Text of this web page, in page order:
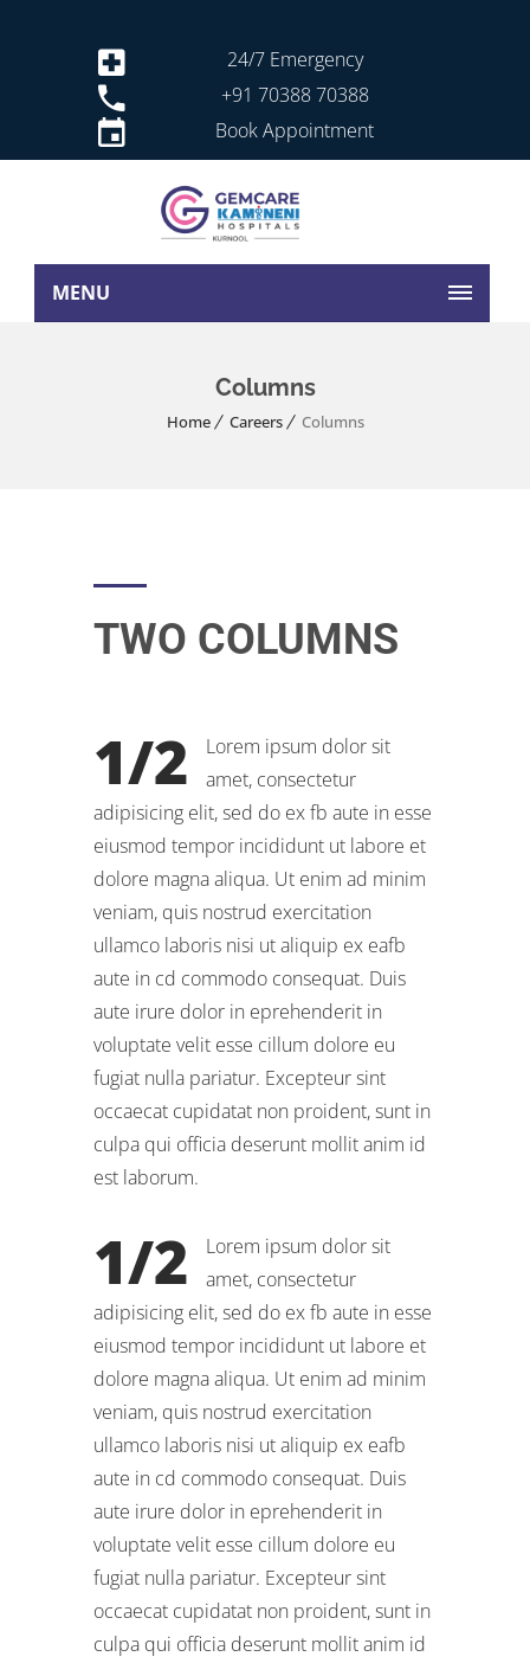
24/7 Emergency
+91 70388 70388
Book Appointment
MENU
Columns
Home Careers Columns
TWO COLUMNS
1/2
Lorem ipsum dolor sit
amet, consectetur
adipisicing elit, sed do ex fb aute in esse
eiusmod tempor incididunt ut labore et
dolore magna aliqua. Ut enim ad minim
veniam, quis nostrud exercitation
ullamco laboris nisi ut aliquip ex eafb
aute in cd commodo consequat. Duis
aute irure dolor in eprehenderit in
voluptate velit esse cillum dolore eu
fugiat nulla pariatur. Excepteur sint
occaecat cupidatat non proident, sunt in
culpa qui officia deserunt mollit anim id
est laborum.
1/2
Lorem ipsum dolor sit
amet, consectetur
adipisicing elit, sed do ex fb aute in esse
eiusmod tempor incididunt ut labore et
dolore magna aliqua. Ut enim ad minim
veniam, quis nostrud exercitation
ullamco laboris nisi ut aliquip ex eafb
aute in cd commodo consequat. Duis
aute irure dolor in eprehenderit in
voluptate velit esse cillum dolore eu
fugiat nulla pariatur. Excepteur sint
occaecat cupidatat non proident, sunt in
culpa qui officia deserunt mollit anim id